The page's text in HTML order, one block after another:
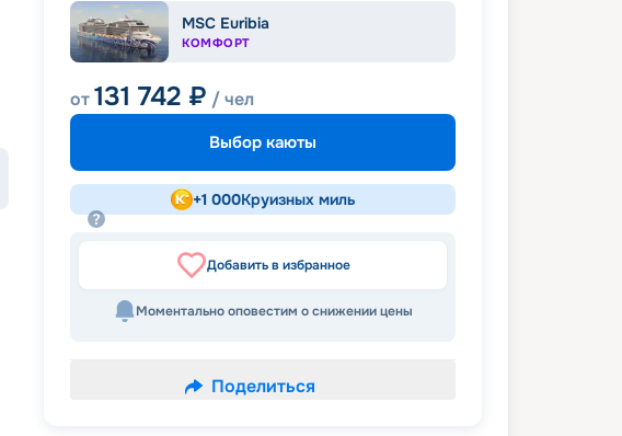
MSC Euribia
КОМФОРТ
от131 742 ₽ / чел
Выбор каюты
+1 000Круизных миль
Добавить в избранное
Моментально оповестим о снижении цены
Поделиться